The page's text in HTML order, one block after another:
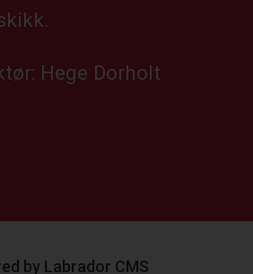
Hege Dorholt
by Labrador CMS